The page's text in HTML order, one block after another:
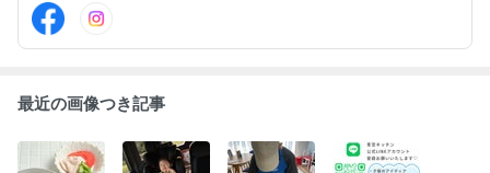
最近の画像つき記事